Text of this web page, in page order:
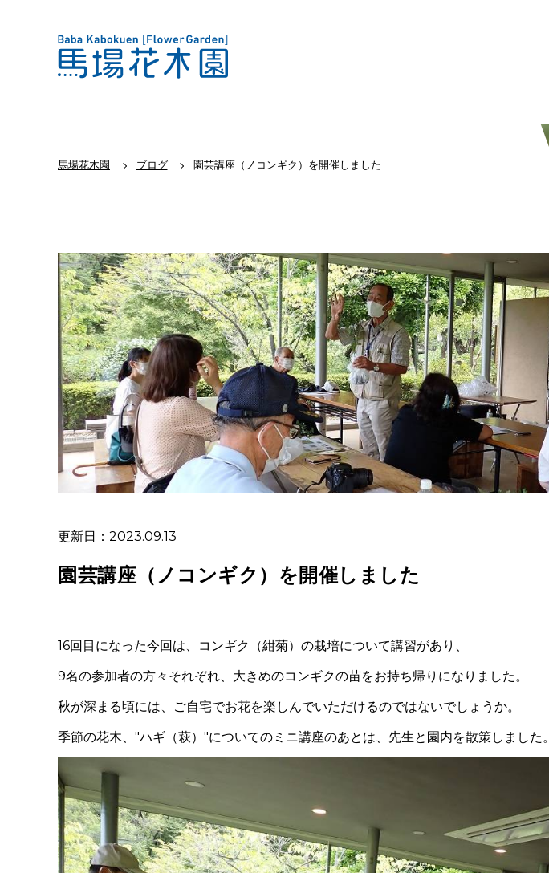
馬場花木園 ブログ 園芸講座（ノコンギク）を開催しました
更新日：2023.09.13
園芸講座（ノコンギク）を開催しました
16回目になった今回は、コンギク（紺菊）の栽培について講習があり、
9名の参加者の方々それぞれ、大きめのコンギクの苗をお持ち帰りになりました。
秋が深まる頃には、ご自宅でお花を楽しんでいただけるのではないでしょうか。
季節の花木、"ハギ（萩）"についてのミニ講座のあとは、先生と園内を散策しました。